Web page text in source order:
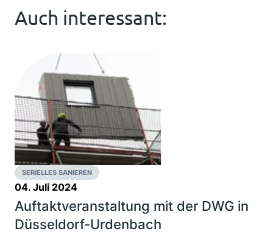
Auch interessant:
SERIELLES SANIEREN
04. Juli 2024
Auftaktveranstaltung mit der DWG in
Düsseldorf-Urdenbach